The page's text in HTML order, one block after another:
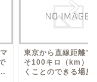
会社やバイトにピア
して行き怒られた・
された時の口コミを